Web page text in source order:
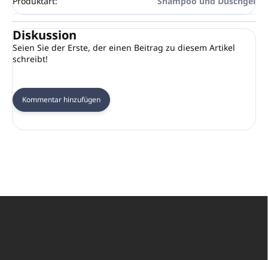
Diskussion
Seien Sie der Erste, der einen Beitrag zu diesem Artikel
schreibt!
Kommentar hinzufügen
F